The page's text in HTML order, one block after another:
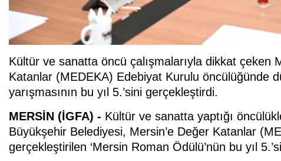
Kültür ve sanatta öncü çalışmalarıyla dikkat çeken
Katanlar (MEDEKA) Edebiyat Kurulu öncülüğünde
yarışmasının bu yıl 5.’sini gerçekleştirdi.
MERSİN (İGFA) - Kültür ve sanatta yaptığı
Büyükşehir Belediyesi, Mersin’e Değer Katanlar
gerçekleştirilen ‘Mersin Roman Ödülü’nün bu yıl